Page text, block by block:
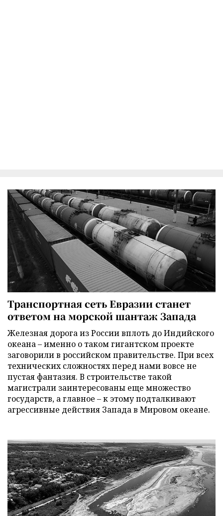
Транспортная сеть Евразии станет
ответом на морской шантаж Запада
Железная дорога из России вплоть до Индийского
океана – именно о таком гигантском проекте
заговорили в российском правительстве. При всех
технических сложностях перед нами вовсе не
пустая фантазия. В строительстве такой
магистрали заинтересованы еще множество
государств, а главное – к этому подталкивают
агрессивные действия Запада в Мировом океане.